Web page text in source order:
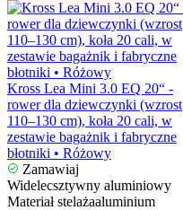
Kross Lea Mini 3.0 EQ 20“ -
rower dla dziewczynki (wzrost
110–130 cm), koła 20 cali, w
zestawie bagażnik i fabryczne
błotniki • Różowy
Zamawiaj
Widelecsztywny aluminiowy
Materiał stelażaaluminium